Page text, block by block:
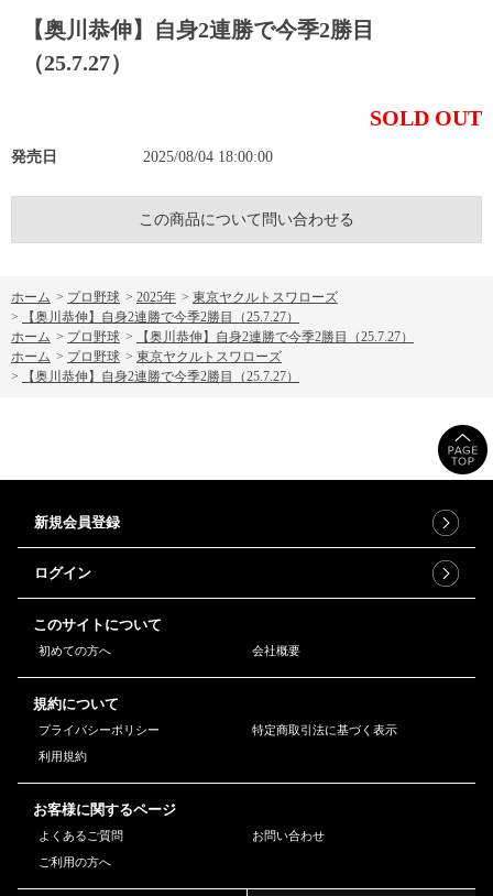
【奥川恭伸】自身2連勝で今季2勝目
（25.7.27）
SOLD OUT
発売日 2025/08/04 18:00:00
この商品について問い合わせる
ホーム > プロ野球 > 2025年 > 東京ヤクルトスワローズ
>
【奥川恭伸】自身2連勝で今季2勝目（25.7.27）
ホーム > プロ野球 >
【奥川恭伸】自身2連勝で今季2勝目（25.7.27）
ホーム > プロ野球 > 東京ヤクルトスワローズ
>
【奥川恭伸】自身2連勝で今季2勝目（25.7.27）
新規会員登録
ログイン
このサイトについて
初めての方へ 会社概要
規約について
プライバシーポリシー
特定商取引法に基づく表示
利用規約
お客様に関するページ
よくあるご質問
お問い合わせ
ご利用の方へ